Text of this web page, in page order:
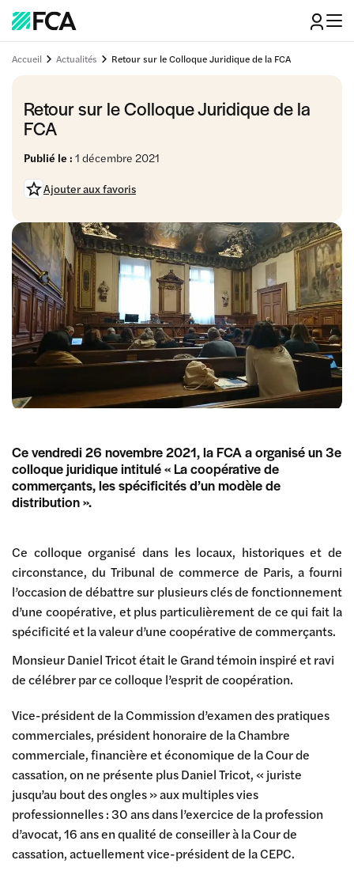
Accueil Actualités Retour sur le Colloque Juridique de la FCA
Retour sur le Colloque Juridique de la
FCA
Publié le : 1 décembre 2021
Ajouter aux favoris
Ce vendredi 26 novembre 2021, la FCA a organisé un 3e
colloque juridique intitulé « La coopérative de
commerçants, les spécificités d’un modèle de
distribution ».
Ce colloque organisé dans les locaux, historiques et de
circonstance, du Tribunal de commerce de Paris, a fourni
l’occasion de débattre sur plusieurs clés de fonctionnement
d’une coopérative, et plus particulièrement de ce qui fait la
spécificité et la valeur d’une coopérative de commerçants.
Monsieur Daniel Tricot était le Grand témoin inspiré et ravi
de célébrer par ce colloque l’esprit de coopération.
Vice-président de la Commission d’examen des pratiques
commerciales, président honoraire de la Chambre
commerciale, financière et économique de la Cour de
cassation, on ne présente plus Daniel Tricot, « juriste
jusqu’au bout des ongles » aux multiples vies
professionnelles : 30 ans dans l’exercice de la profession
d’avocat, 16 ans en qualité de conseiller à la Cour de
cassation, actuellement vice-président de la CEPC.